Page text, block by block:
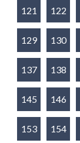
121 122
129 130
137 138
145 146
153 154